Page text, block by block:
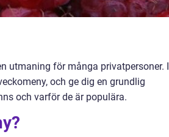
utmaning för många privatpersoner. I
och ge dig en grundlig
och varför de är populära.